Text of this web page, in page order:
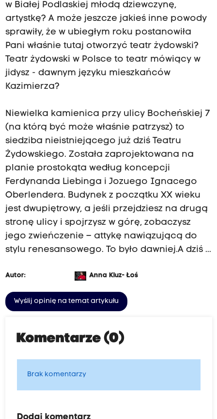
w Białej Podlaskiej młodą dziewczynę,
artystkę? A może jeszcze jakieś inne powody
sprawiły, że w ubiegłym roku postanowiła
Pani właśnie tutaj otworzyć teatr żydowski?
Teatr żydowski w Polsce to teatr mówiący w
jidysz - dawnym języku mieszkańców
Kazimierza?
Niewielka kamienica przy ulicy Bocheńskiej 7
(na którą być może właśnie patrzysz) to
siedziba nieistniejącego już dziś Teatru
Żydowskiego. Została zaprojektowana na
planie prostokąta według koncepcji
Ferdynanda Liebinga i Jozuego Ignacego
Oberlendera. Budynek z początku XX wieku
jest dwupiętrowy, a jeśli przejdziesz na drugą
stronę ulicy i spojrzysz w górę, zobaczysz
jego zwieńczenie – attykę nawiązującą do
stylu renesansowego. To było dawniej.A dziś ...
Autor: Anna Kluz- Łoś
Wyślij opinię na temat artykułu
Komentarze (0)
Brak komentarzy